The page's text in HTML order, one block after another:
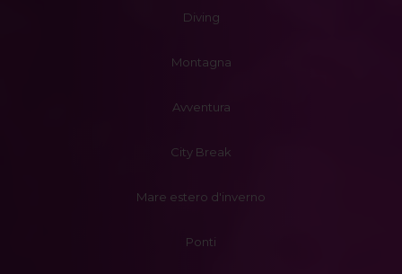
Diving
Montagna
Avventura
City Break
Mare estero d'inverno
Ponti